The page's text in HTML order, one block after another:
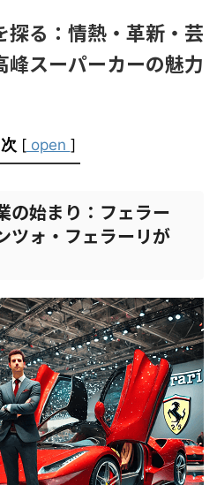
探る：情熱・革新・芸
スーパーカーの魅力
[open ]
の始まり：フェラー
ツォ・フェラーリが